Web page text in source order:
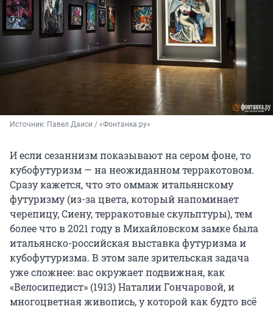
Источник: Павел Даиси / «Фонтанка.ру»
И если сезаннизм показывают на сером фоне, то
кубофутуризм — на неожиданном терракотовом.
Сразу кажется, что это оммаж итальянскому
футуризму (из-за цвета, который напоминает
черепицу, Сиену, терракотовые скульптуры), тем
более что в 2021 году в Михайловском замке была
итальянско-российская выставка футуризма и
кубофутуризма. В этом зале зрительская задача
уже сложнее: вас окружает подвижная, как
«Велосипедист» (1913) Наталии Гончаровой, и
многоцветная живопись, у которой как будто всё